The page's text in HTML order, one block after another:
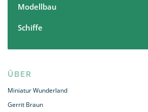
Modellbau
Schiffe
ÜBER
Miniatur Wunderland
Gerrit Braun